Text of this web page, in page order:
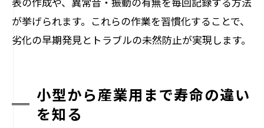
が挙げられます。これらの作業を習慣化することで、
劣化の早期発見とトラブルの未然防止が実現します。
小型から産業用まで寿命の違い
を知る